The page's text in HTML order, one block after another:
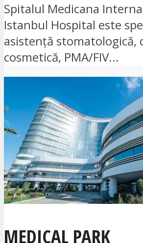
Spitalul Medicana
Istanbul Hospital este
asistență stomatologică,
cosmetică, PMA/FIV...
MEDICAL PARK